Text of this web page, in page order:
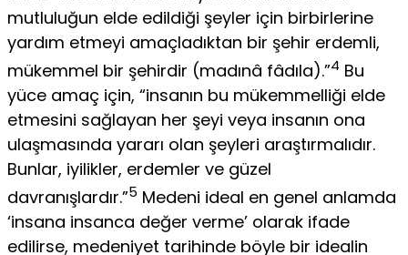
mutluluğun elde edildiği şeyler için birbirlerine
yardım etmeyi amaçladıktan bir şehir erdemli,
mükemmel bir şehirdir (madınâ fâdıla).”4 Bu
yüce amaç için, “insanın bu mükemmelliği elde
etme­sini sağlayan her şeyi veya insanın ona
ulaşmasında yararı olan şeyleri araştırmalıdır.
Bunlar, iyilikler, erdemler ve güzel
davranışlardır.”5 Medeni ideal en genel anlamda
‘insana insanca değer verme’ olarak ifade
edilirse, medeniyet tarihinde böyle bir ide­alin